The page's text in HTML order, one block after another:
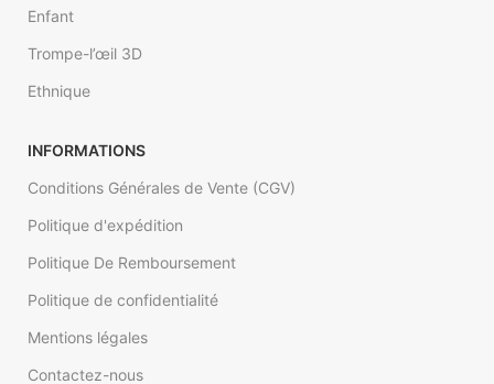
Enfant
Trompe-l’œil 3D
Ethnique
INFORMATIONS
Conditions Générales de Vente (CGV)
Politique d'expédition
Politique De Remboursement
Politique de confidentialité
Mentions légales
Contactez-nous